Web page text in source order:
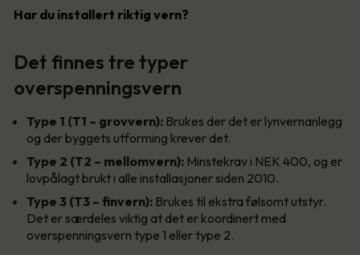
Har du installert riktig vern?
Det finnes tre typer
overspenningsvern
Type 1 (T1 – grovvern): Brukes der det er lynvernanlegg
og der byggets utforming krever det.
Type 2 (T2 – mellomvern): Minstekrav i NEK 400, og er
lovpålagt brukt i alle installasjoner siden 2010.
Type 3 (T3 – finvern): Brukes til ekstra følsomt utstyr.
Det er særdeles viktig at det er koordinert med
overspenningsvern type 1 eller type 2.